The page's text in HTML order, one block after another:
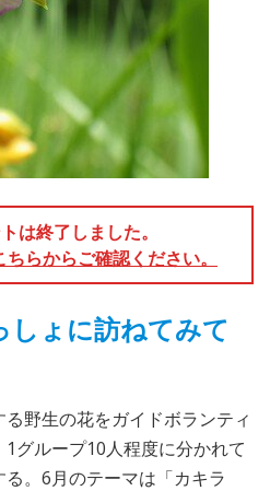
は終了しました。
らからご確認ください。
ょに訪ねてみて
野生の花をガイドボランティ
グループ10人程度に分かれて
。6月のテーマは「カキラ